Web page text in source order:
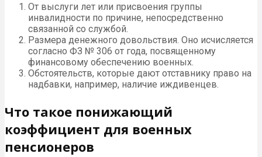
От выслуги лет или присвоения группы
инвалидности по причине, непосредственно
связанной со службой.
Размера денежного довольствия. Оно исчисляется
согласно ФЗ № 306 от года, посвященному
финансовому обеспечению военных.
Обстоятельств, которые дают отставнику право на
надбавки, например, наличие иждивенцев.
Что такое понижающий
коэффициент для военных
пенсионеров